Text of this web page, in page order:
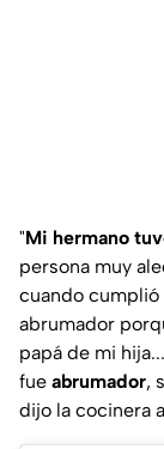
"Mi hermano
persona muy
cuando cumplió
abrumador
papá de mi
fue abrumador,
dijo la cocinera